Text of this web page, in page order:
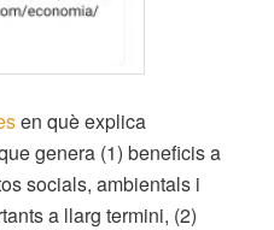
en què explica
genera (1) beneficis a
socials, ambientals i
a llarg termini, (2)